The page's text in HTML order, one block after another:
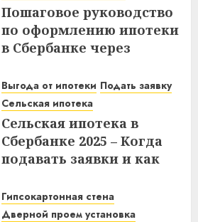
18.12.2025
Пошаговое руководство
по оформлению ипотеки
в Сбербанке через
советы
08.12.2025
Выгода от ипотеки Подать заявку
Сельская ипотека
Сельская ипотека в
Сбербанке 2025 – Когда
подавать заявки и как
03.12.2025
Гипсокартонная стена
Дверной проем установка